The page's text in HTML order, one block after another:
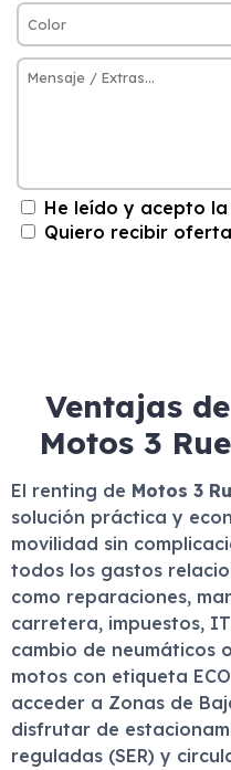
He leído y acepto la
Quiero recibir
Ventajas
Motos 3
El renting de Motos 3
solución práctica y
movilidad sin
todos los gastos
como reparaciones,
carretera, impuestos,
cambio de neumáticos
motos con etiqueta
acceder a Zonas de
disfrutar de
reguladas (SER) y